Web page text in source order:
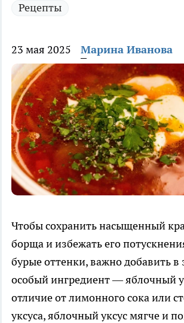
Рецепты
23 мая 2025 Марина Иванова
Чтобы сохранить насыщенный
борща и избежать его
бурые оттенки, важно добавить в
особый ингредиент — яблочный
отличие от лимонного сока или
уксуса, яблочный уксус мягче и